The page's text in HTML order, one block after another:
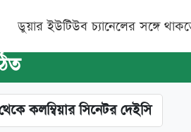
ডুয়ার ইউটিউব চ্যানেলের সঙ্গে
কলম্বিয়ার সিনেটর দেইসি